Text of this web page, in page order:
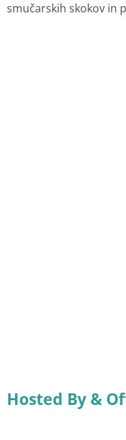
smučarskih skokov in
Hosted By &